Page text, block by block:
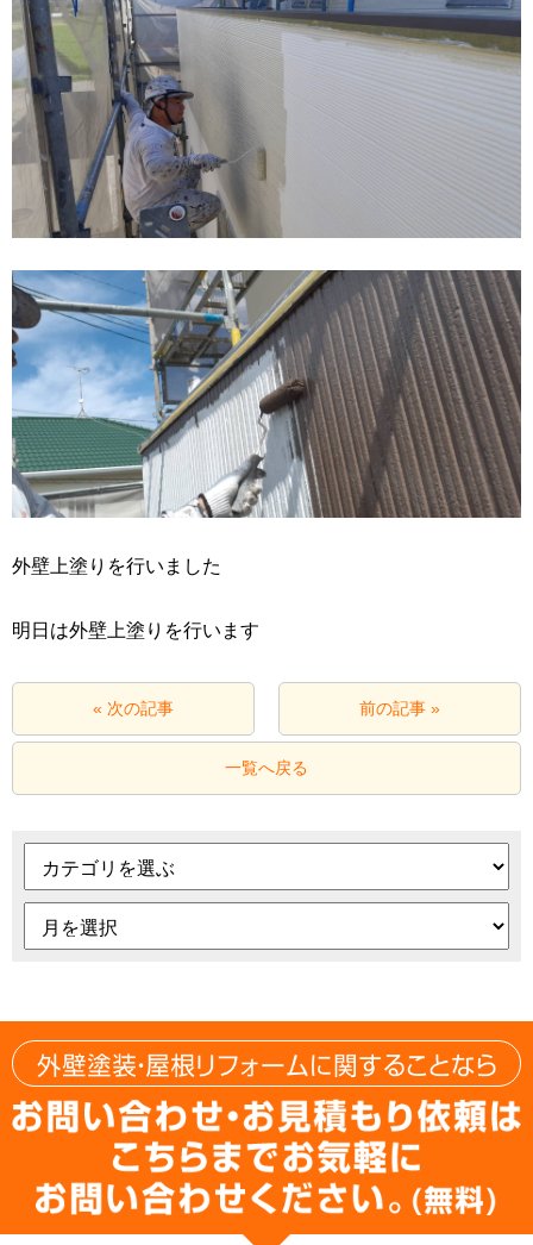
外壁上塗りを行いました
明日は外壁上塗りを行います
« 次の記事 前の記事 »
一覧へ戻る